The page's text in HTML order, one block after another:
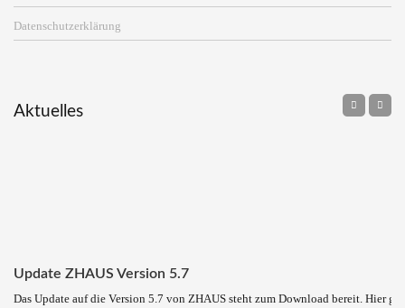
Datenschutzerklärung
Aktuelles
Update ZHAUS Version 5.7
Das Update auf die Version 5.7 von ZHAUS steht zum Download bereit. Hier